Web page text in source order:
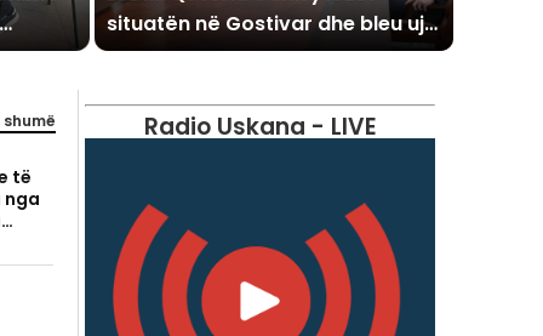
situatën në Gostivar dhe bleu ujë
të pijshëm pa tender në vlerë
shumë
të
nga
Radio Uskana - LIVE